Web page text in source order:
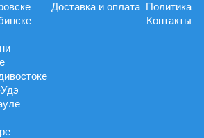
Политика
Доставка и оплата
Контакты